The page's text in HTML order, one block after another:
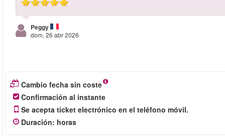
Peggy
dom, 26 abr 2026
Cambio fecha sin coste
Confirmación al instante
Se acepta ticket electrónico en el teléfono móvil.
Duración: horas